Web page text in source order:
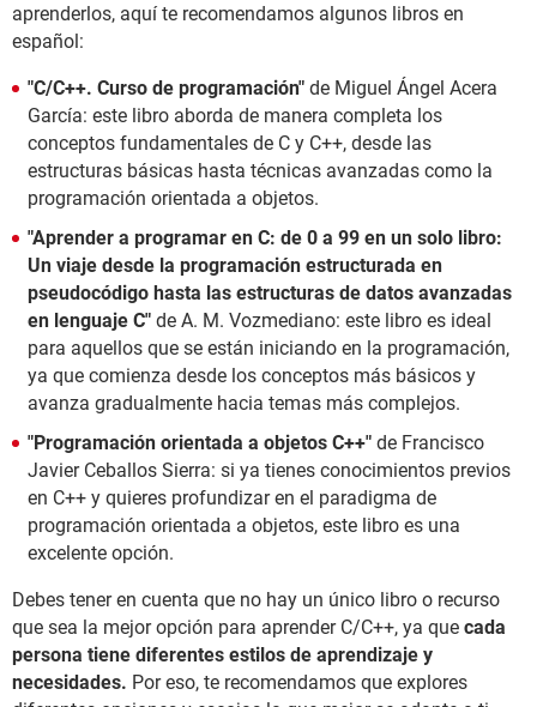
aprenderlos, aquí te recomendamos algunos libros en
español:
"C/C++. Curso de programación" de Miguel Ángel Acera
García: este libro aborda de manera completa los
conceptos fundamentales de C y C++, desde las
estructuras básicas hasta técnicas avanzadas como la
programación orientada a objetos.
"Aprender a programar en C: de 0 a 99 en un solo libro:
Un viaje desde la programación estructurada en
pseudocódigo hasta las estructuras de datos avanzadas
en lenguaje C" de A. M. Vozmediano: este libro es ideal
para aquellos que se están iniciando en la programación,
ya que comienza desde los conceptos más básicos y
avanza gradualmente hacia temas más complejos.
"Programación orientada a objetos C++" de Francisco
Javier Ceballos Sierra: si ya tienes conocimientos previos
en C++ y quieres profundizar en el paradigma de
programación orientada a objetos, este libro es una
excelente opción.
Debes tener en cuenta que no hay un único libro o recurso
que sea la mejor opción para aprender C/C++, ya que cada
persona tiene diferentes estilos de aprendizaje y
necesidades. Por eso, te recomendamos que explores